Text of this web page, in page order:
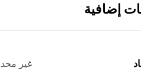
إضافية
غير